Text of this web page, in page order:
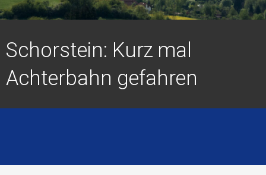
Schorstein: Kurz mal
Achterbahn gefahren